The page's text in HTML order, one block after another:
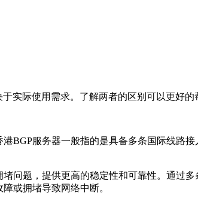
实际使用需求。了解两者的区别可以更好的
服务器一般指的是具备多条国际线路接
题，提供更高的稳定性和可靠性。通过多
或拥堵导致网络中断。